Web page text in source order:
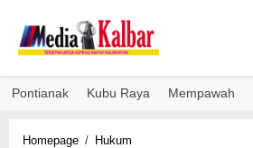
content
Pontianak Kubu Raya Mempawah
Homepage / Hukum